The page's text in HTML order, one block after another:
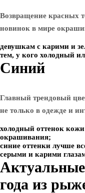
Возвращение красных
новинок в мире
девушкам с карими и
тем, у кого холодный
Синий
Главный трендовый
не только в одежде и
холодный оттенок
окрашивания;
синие оттенки лучше
серыми и карими
Актуальные
года из